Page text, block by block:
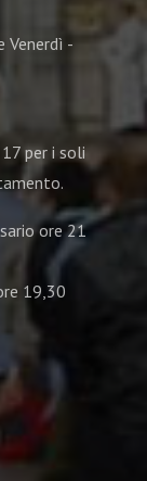
Venerdì -
per i soli
ore 21
19,30